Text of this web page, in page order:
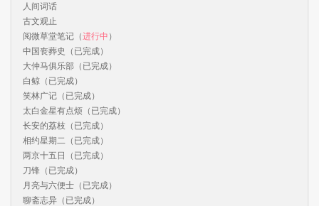
人间词话
古文观止
阅微草堂笔记（进行中 ）
中国丧葬史（已完成）
大仲马俱乐部（已完成）
白鲸（已完成）
笑林广记（已完成）
太白金星有点烦（已完成）
长安的荔枝（已完成）
相约星期二（已完成）
两京十五日（已完成）
刀锋（已完成）
月亮与六便士（已完成）
聊斋志异（已完成）